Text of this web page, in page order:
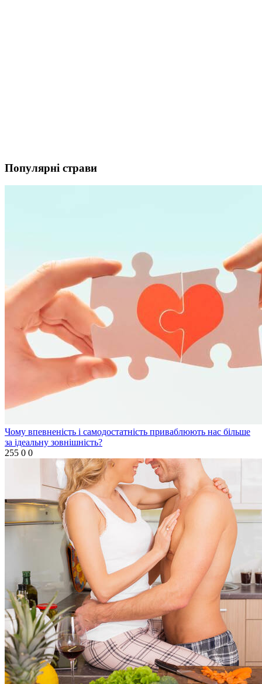
Популярні страви
Чому впевненість і самодостатність приваблюють нас більше
за ідеальну зовнішність?
255 0 0